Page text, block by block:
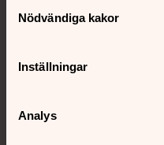
Nödvändiga kakor
Inställningar
Analys
Kalender
Hitta snabbt